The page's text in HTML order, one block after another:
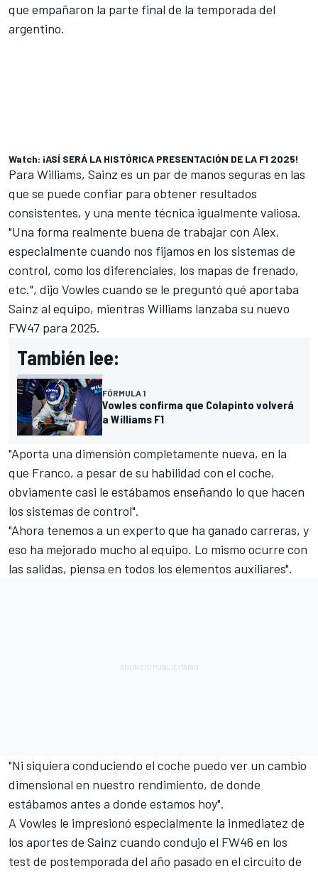
que empañaron la parte final de la temporada del
argentino.
Watch: ¡ASÍ SERÁ LA HISTÓRICA PRESENTACIÓN DE LA F1 2025!
Para Williams, Sainz es un par de manos seguras en las
que se puede confiar para obtener resultados
consistentes, y una mente técnica igualmente valiosa.
"Una forma realmente buena de trabajar con Alex,
especialmente cuando nos fijamos en los sistemas de
control, como los diferenciales, los mapas de frenado,
etc.", dijo Vowles cuando se le preguntó qué aportaba
Sainz al equipo, mientras Williams lanzaba su nuevo
FW47 para 2025.
También lee:
FÓRMULA 1
Vowles confirma que Colapinto volverá
a Williams F1
"Aporta una dimensión completamente nueva, en la
que Franco, a pesar de su habilidad con el coche,
obviamente casi le estábamos enseñando lo que hacen
los sistemas de control".
"Ahora tenemos a un experto que ha ganado carreras, y
eso ha mejorado mucho al equipo. Lo mismo ocurre con
las salidas, piensa en todos los elementos auxiliares".
"Ni siquiera conduciendo el coche puedo ver un cambio
dimensional en nuestro rendimiento, de donde
estábamos antes a donde estamos hoy".
A Vowles le impresionó especialmente la inmediatez de
los aportes de Sainz cuando condujo el FW46 en los
test de postemporada del año pasado en el circuito de